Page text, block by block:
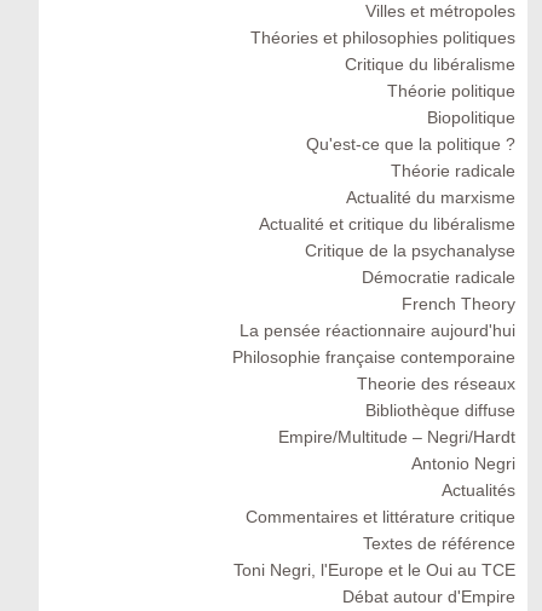
Villes et métropoles
Théories et philosophies politiques
Critique du libéralisme
Théorie politique
Biopolitique
Qu'est-ce que la politique ?
Théorie radicale
Actualité du marxisme
Actualité et critique du libéralisme
Critique de la psychanalyse
Démocratie radicale
French Theory
La pensée réactionnaire aujourd'hui
Philosophie française contemporaine
Theorie des réseaux
Bibliothèque diffuse
Empire/Multitude – Negri/Hardt
Antonio Negri
Actualités
Commentaires et littérature critique
Textes de référence
Toni Negri, l'Europe et le Oui au TCE
Débat autour d'Empire